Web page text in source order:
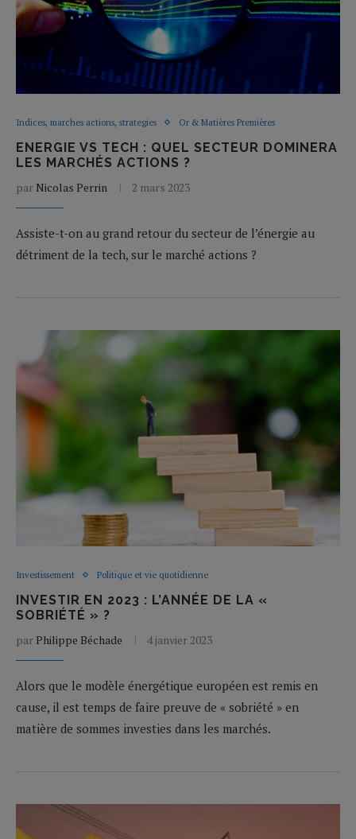
Indices, marches actions, strategies Or & Matières Premières
ENERGIE VS TECH : QUEL SECTEUR DOMINERA
LES MARCHÉS ACTIONS ?
par Nicolas Perrin 2 mars 2023
Assiste-t-on au grand retour du secteur de l’énergie au
détriment de la tech, sur le marché actions ?
Investissement Politique et vie quotidienne
INVESTIR EN 2023 : L’ANNÉE DE LA «
SOBRIÉTÉ » ?
par Philippe Béchade 4 janvier 2023
Alors que le modèle énergétique européen est remis en
cause, il est temps de faire preuve de « sobriété » en
matière de sommes investies dans les marchés.